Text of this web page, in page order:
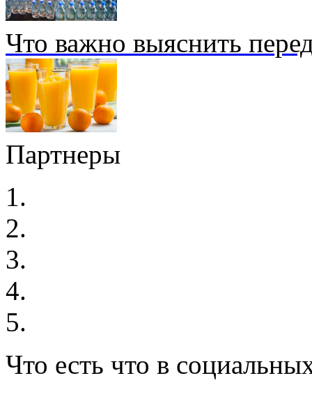
Что важно выяснить
Партнеры
Что есть что в